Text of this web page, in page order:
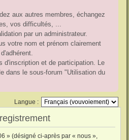
aux autres membres, échangez
vos difficultés, ...
par un administrateur.
votre nom et prénom clairement
d'inscription et de participation. Le
dans le sous-forum "Utilisation du
Langue :
» (désigné ci-après par « nous »,